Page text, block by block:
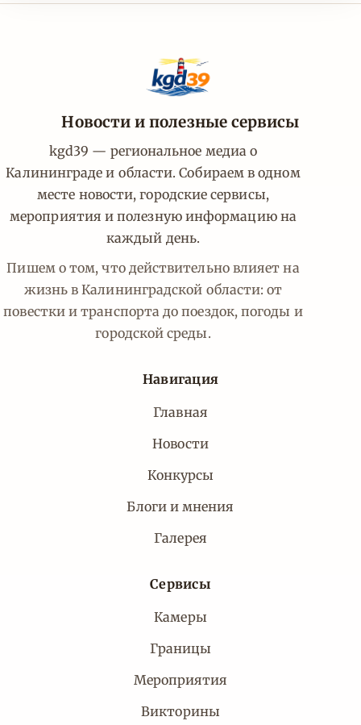
Новости и полезные сервисы
kgd39 — региональное медиа о
Калининграде и области. Собираем в одном
месте новости, городские сервисы,
мероприятия и полезную информацию на
каждый день.
Пишем о том, что действительно влияет на
жизнь в Калининградской области: от
повестки и транспорта до поездок, погоды и
городской среды.
Навигация
Главная
Новости
Конкурсы
Блоги и мнения
Галерея
Сервисы
Камеры
Границы
Мероприятия
Викторины